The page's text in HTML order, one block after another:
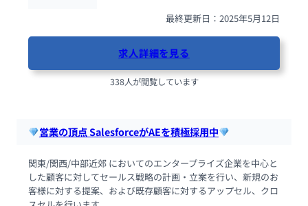
最終更新日：2025年5月12日
求人詳細を見る
338人が閲覧しています
営業の頂点 SalesforceがAEを積極採用中
関東/関西/中部近郊 においてのエンタープライズ企業を中心と
した顧客に対してセールス戦略の計画・立案を行い、新規のお
客様に対する提案、および既存顧客に対するアップセル、クロ